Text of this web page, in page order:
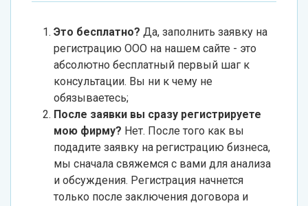
Это бесплатно? Да, заполнить заявку на
регистрацию ООО на нашем сайте - это
абсолютно бесплатный первый шаг к
консультации. Вы ни к чему не
обязываетесь;
После заявки вы сразу регистрируете
мою фирму? Нет. После того как вы
подадите заявку на регистрацию бизнеса,
мы сначала свяжемся с вами для анализа
и обсуждения. Регистрация начнется
только после заключения договора и